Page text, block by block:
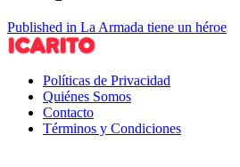
Published in La Armada tiene un héroe
Políticas de Privacidad
Quiénes Somos
Contacto
Términos y Condiciones